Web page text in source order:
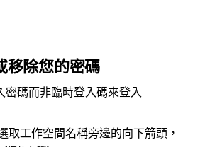
移除您的密碼
密碼而非臨時登入碼來登入
取工作空間名稱旁邊的向下箭頭，